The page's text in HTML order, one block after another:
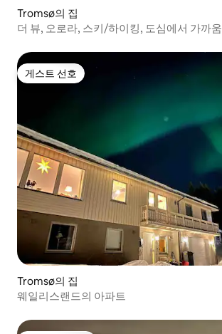
Tromsø의 집
더 뷰, 오로라, 스키/하이킹, 도심에서 가까움
게스트 선호
게스트 선호
Tromsø의 집
웨일리스랜드의 아파트